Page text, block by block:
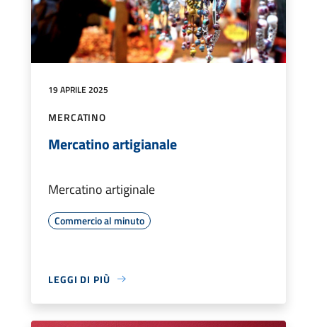
19 APRILE 2025
MERCATINO
Mercatino artigianale
Mercatino artiginale
Commercio al minuto
LEGGI DI PIÙ